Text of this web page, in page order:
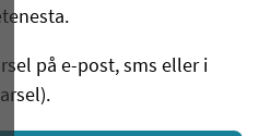
på e-post, sms eller i